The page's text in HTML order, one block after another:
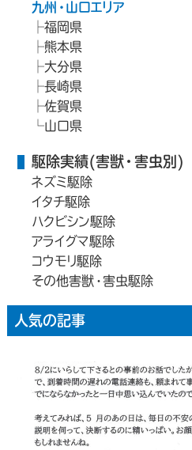
九州・山口エリア
福岡県
熊本県
大分県
長崎県
佐賀県
山口県
駆除実績(害獣・害虫別)
ネズミ駆除
イタチ駆除
ハクビシン駆除
アライグマ駆除
コウモリ駆除
その他害獣・害虫駆除
人気の記事